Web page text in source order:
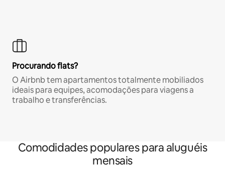
Procurando flats?
O Airbnb tem apartamentos totalmente mobiliados
ideais para equipes, acomodações para viagens a
trabalho e transferências.
Comodidades populares para aluguéis
mensais